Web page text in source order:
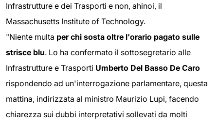
Infrastrutture e dei Trasporti e non, ahinoi, il
Massachusetts Institute of Technology.
"Niente multa per chi sosta oltre l'orario pagato sulle
strisce blu. Lo ha confermato il sottosegretario alle
Infrastrutture e Trasporti Umberto Del Basso De Caro
rispondendo ad un'interrogazione parlamentare, questa
mattina, indirizzata al ministro Maurizio Lupi, facendo
chiarezza sui dubbi interpretativi sollevati da molti